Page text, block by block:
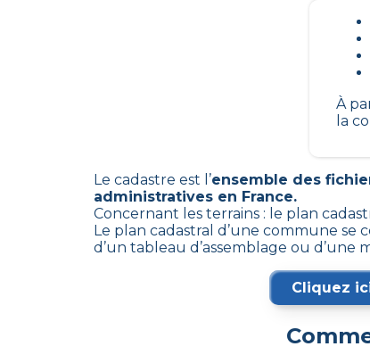
À
la
Le cadastre est l’ensemble des
administratives en France.
Concernant les terrains : le plan
Le plan cadastral d’une commune se
d’un tableau d’assemblage ou d’une
Cliquez